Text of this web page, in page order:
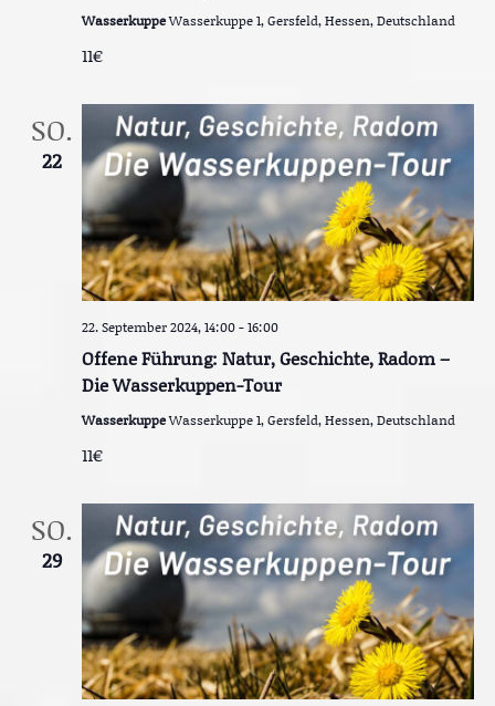
d
n
s
i
c
h
t
n
N
v
i
g
a
t
i
WasserkuppeWasserkuppe 1, Gersfeld, Hessen, Deutschland
11€
SO.
22
Offene Führung: Natur, Geschichte, Radom –
Die Wasserkuppen-Tour
22. September 2024, 14:00-16:00
WasserkuppeWasserkuppe 1, Gersfeld, Hessen, Deutschland
11€
SO.
29